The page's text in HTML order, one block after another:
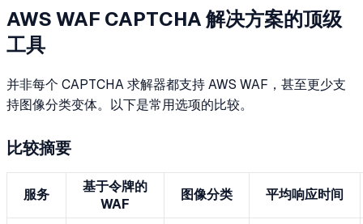
AWS WAF CAPTCHA 解决方案的顶级
工具
并非每个 CAPTCHA 求解器都支持 AWS WAF，甚至更少支
持图像分类变体。以下是常用选项的比较。
比较摘要
服务
基于令牌的
WAF
图像分类 平均响应时间